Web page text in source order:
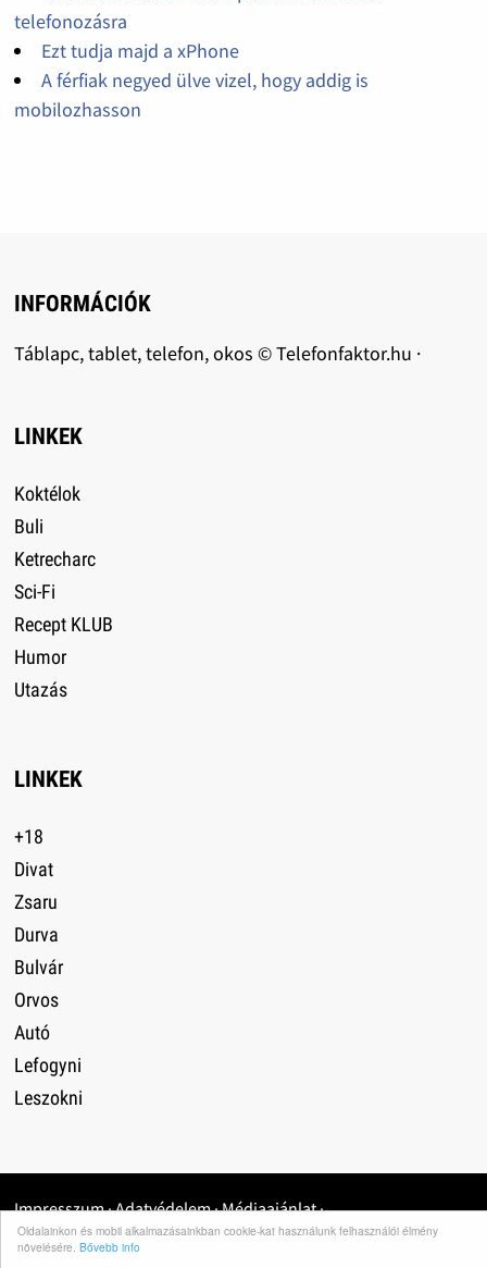
Oldalainkon és mobil alkalmazásainkban cookie-kat használunk felhasználói élmény
növelésére. Bővebb info
telefonozásra
Ezt tudja majd a xPhone
A férfiak negyed ülve vizel, hogy addig is
mobilozhasson
INFORMÁCIÓK
Táblapc, tablet, telefon, okos © Telefonfaktor.hu ·
LINKEK
Koktélok
Buli
Ketrecharc
Sci-Fi
Recept KLUB
Humor
Utazás
LINKEK
+18
Divat
Zsaru
Durva
Bulvár
Orvos
Autó
Lefogyni
Leszokni
Impresszum·Adatvédelem·Médiaajánlat·